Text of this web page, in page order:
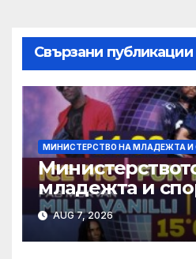
Свързани публикации
МИНИСТЕРСТВО НА МЛАДЕЖТА И
младежта и
отбележи
ден на
събития в
AUG 7, 2026